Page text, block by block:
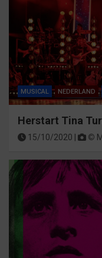
MUSICAL NEDERLAND
Herstart Tina
15/10/2020 | ©